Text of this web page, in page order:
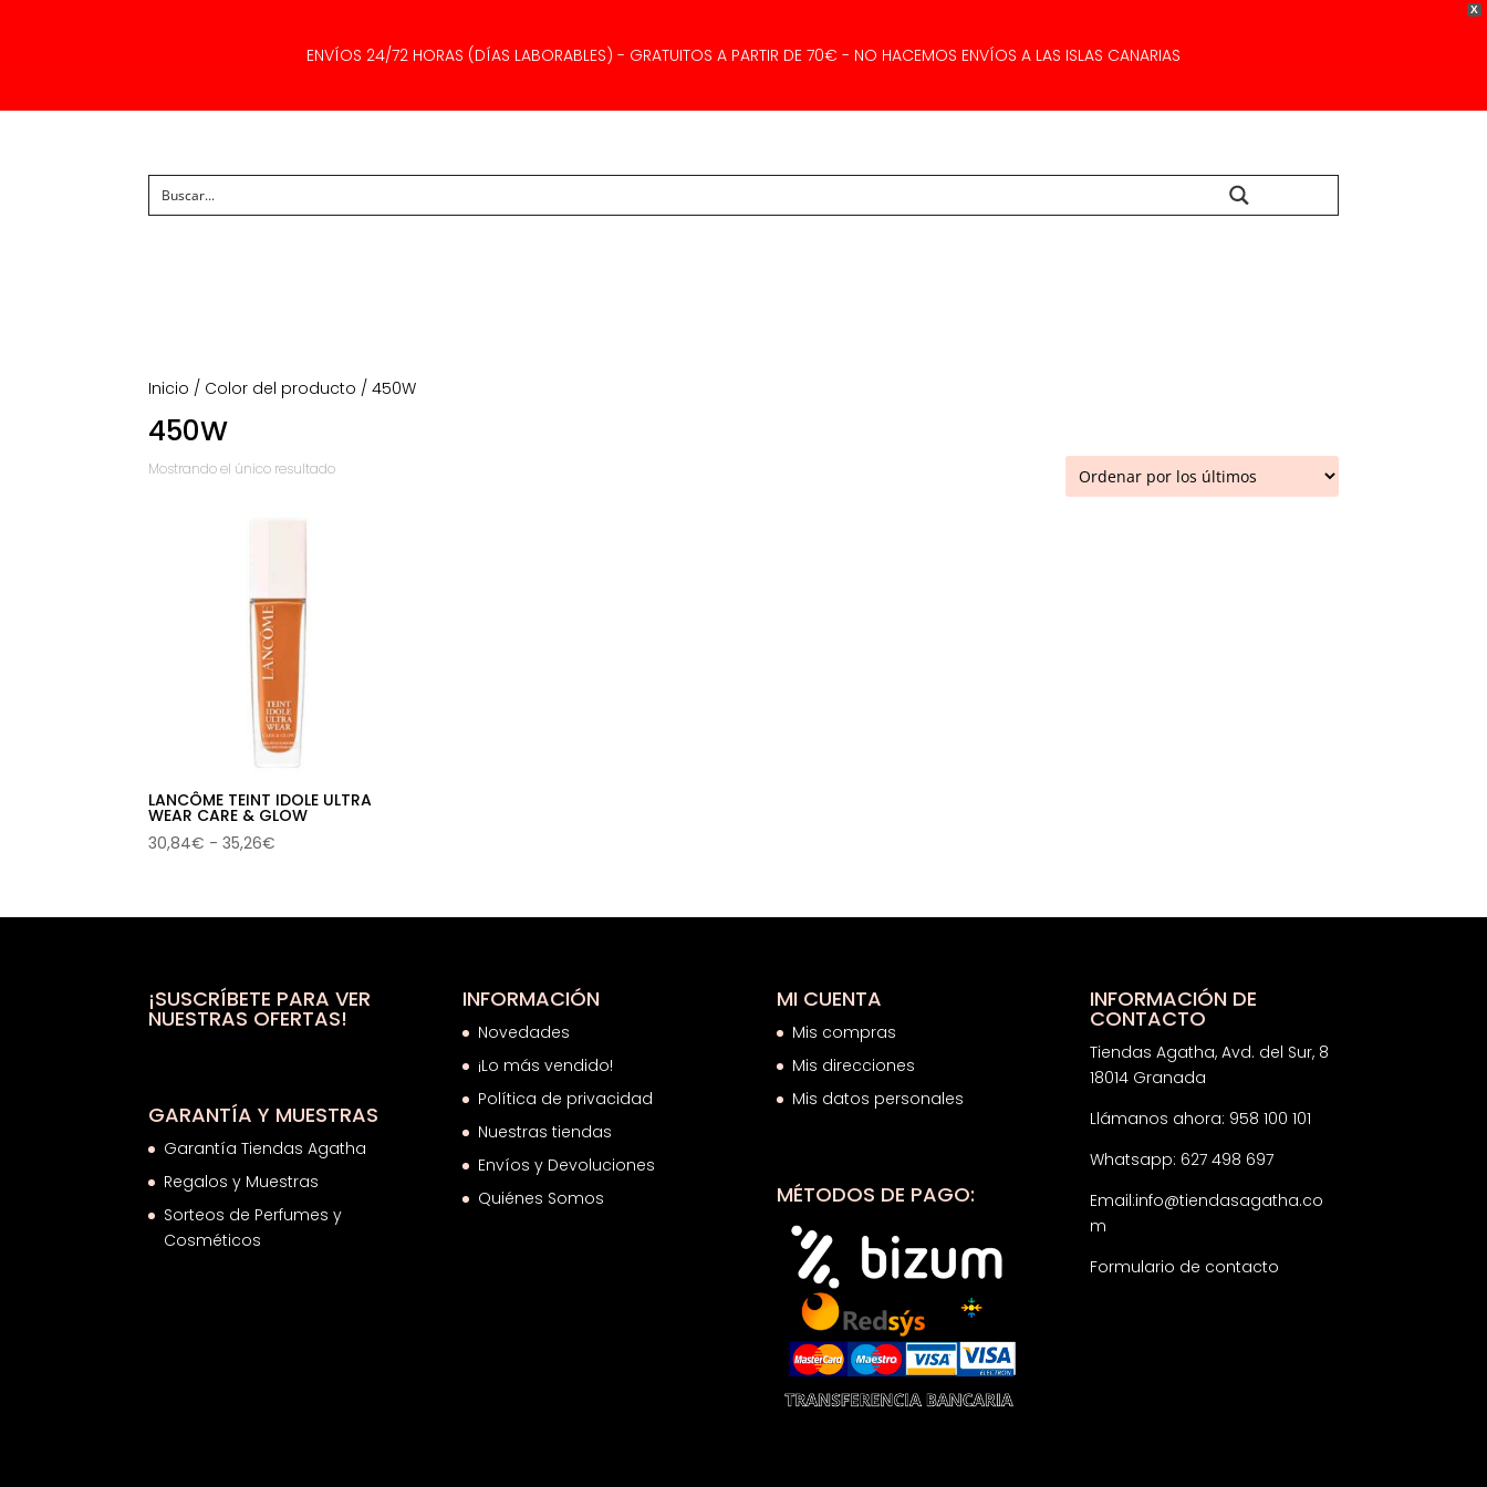
X
ENVÍOS 24/72 HORAS (DÍAS LABORABLES) - GRATUITOS A PARTIR DE 70€ - NO HACEMOS ENVÍOS A LAS ISLAS CANARIAS
Inicio / Color del producto / 450W
450W
Mostrando el único resultado
LANCÔME TEINT IDOLE ULTRA
WEAR CARE & GLOW
30,84€ - 35,26€
desde
35,26€
¡SUSCRÍBETE PARA VER
NUESTRAS OFERTAS!
GARANTÍA Y MUESTRAS
Garantía Tiendas Agatha
Regalos y Muestras
Sorteos de Perfumes y
Cosméticos
INFORMACIÓN
Novedades
¡Lo más vendido!
Política de privacidad
Nuestras tiendas
Envíos y Devoluciones
Quiénes Somos
MI CUENTA
Mis compras
Mis direcciones
Mis datos personales
MÉTODOS DE PAGO:
INFORMACIÓN DE
CONTACTO
Tiendas Agatha, Avd. del Sur, 8
18014 Granada
Llámanos ahora: 958 100 101
Whatsapp: 627 498 697
Email:info@tiendasagatha.co
m
Formulario de contacto